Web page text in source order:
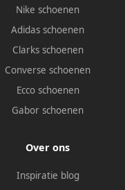
Nike schoenen
Adidas schoenen
Clarks schoenen
Converse schoenen
Ecco schoenen
Gabor schoenen
Over ons
Inspiratie blog